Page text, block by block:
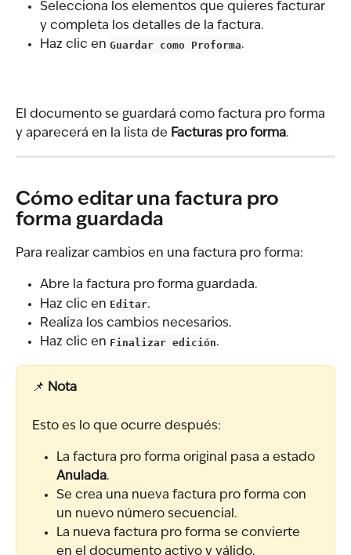
Selecciona los elementos que quieres facturar
y completa los detalles de la factura.
Haz clic en Guardar como Proforma.
El documento se guardará como factura pro forma
y aparecerá en la lista de Facturas pro forma.
Cómo editar una factura pro
forma guardada
Para realizar cambios en una factura pro forma:
Abre la factura pro forma guardada.
Haz clic en Editar.
Realiza los cambios necesarios.
Haz clic en Finalizar edición.
📌 Nota
Esto es lo que ocurre después:
La factura pro forma original pasa a estado
Anulada.
Se crea una nueva factura pro forma con
un nuevo número secuencial.
La nueva factura pro forma se convierte
en el documento activo y válido.